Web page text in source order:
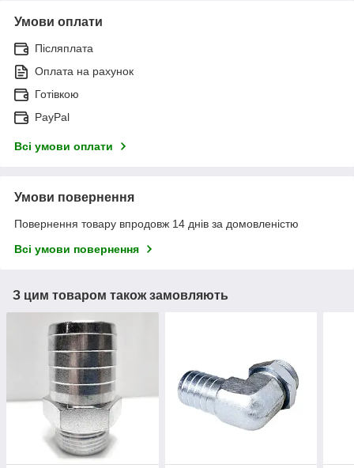
Умови оплати
Післяплата
Оплата на рахунок
Готівкою
PayPal
Всі умови оплати
Умови повернення
Повернення товару впродовж 14 днів за домовленістю
Всі умови повернення
З цим товаром також замовляють